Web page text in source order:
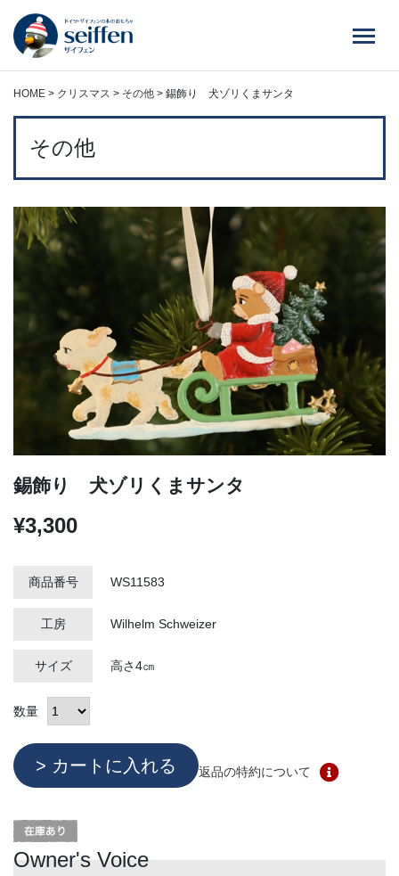
ン
HOME > クリスマス > その他 > 錫飾り 犬ゾリくまサンタ
その他
錫飾り 犬ゾリくまサンタ
¥3,300
商品番号 WS11583
工房 Wilhelm Schweizer
サイズ 高さ4㎝
数量
返品の特約について
Owner's Voice